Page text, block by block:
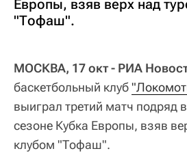
Европы, взяв верх над
"Тофаш".
МОСКВА, 17 окт - РИА
баскетбольный клуб
выиграл третий матч подряд
сезоне Кубка Европы, взяв
клубом "Тофаш".